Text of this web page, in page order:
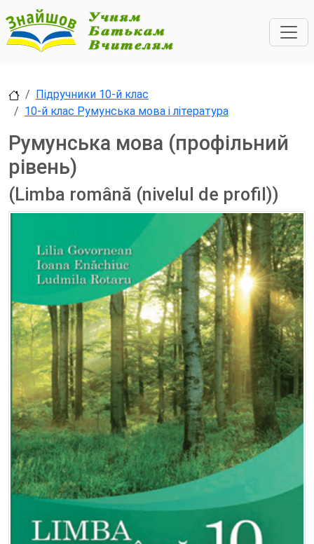
Підручники 10-й клас
10-й клас Румунська мова і література
Румунська мова (профільний
рівень)
(Limba română (nivelul de profil))